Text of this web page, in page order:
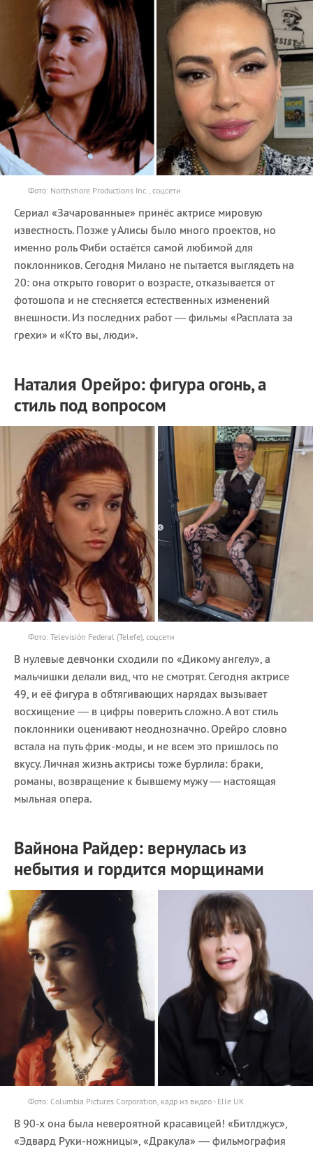
Фото: Northshore Productions Inc., соцсети
Сериал «Зачарованные» принёс актрисе мировую
известность. Позже у Алисы было много проектов, но
именно роль Фиби остаётся самой любимой для
поклонников. Сегодня Милано не пытается выглядеть на
20: она открыто говорит о возрасте, отказывается от
фотошопа и не стесняется естественных изменений
внешности. Из последних работ — фильмы «Расплата за
грехи» и «Кто вы, люди».
Наталия Орейро: фигура огонь, а
стиль под вопросом
Фото: Televisión Federal (Telefe), соцсети
В нулевые девчонки сходили по «Дикому ангелу», а
мальчишки делали вид, что не смотрят. Сегодня актрисе
49, и её фигура в обтягивающих нарядах вызывает
восхищение — в цифры поверить сложно. А вот стиль
поклонники оценивают неоднозначно. Орейро словно
встала на путь фрик-моды, и не всем это пришлось по
вкусу. Личная жизнь актрисы тоже бурлила: браки,
романы, возвращение к бывшему мужу — настоящая
мыльная опера.
Вайнона Райдер: вернулась из
небытия и гордится морщинами
Фото: Columbia Pictures Corporation, кадр из видео - Elle UK
В 90-х она была невероятной красавицей! «Битлджус»,
«Эдвард Руки-ножницы», «Дракула» — фильмография